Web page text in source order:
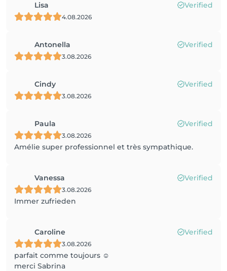
Lisa Verified
4.08.2026
Antonella Verified
3.08.2026
Cindy Verified
3.08.2026
Paula Verified
3.08.2026
Amélie super professionnel et très sympathique.
Vanessa Verified
3.08.2026
Immer zufrieden
Caroline Verified
3.08.2026
parfait comme toujours ☺️
merci Sabrina